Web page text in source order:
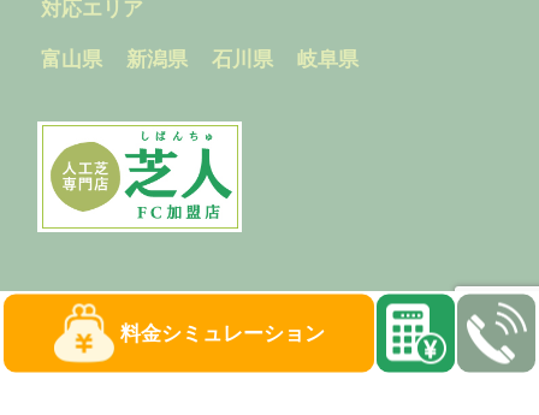
対応エリア
富山県 新潟県 石川県 岐阜県
料金シミュレーション